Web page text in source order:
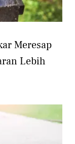
Meresap
Lebih